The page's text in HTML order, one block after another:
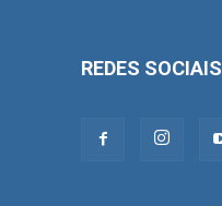
REDES SOCIAIS